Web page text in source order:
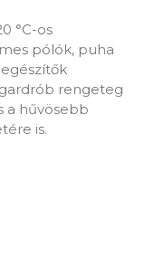
°C-os
pólók, puha
rengeteg
a hűvösebb
is.